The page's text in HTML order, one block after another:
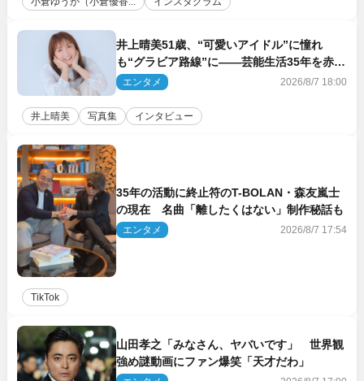
井上晴美51歳、“可愛いアイドル”に憧れ
も“グラビア路線”に――芸能生活35年を赤
裸々に語る 27年ぶりに写真集発売
エンタメ 2026/8/7 18:00
井上晴美 写真集 インタビュー
35年の活動に終止符のT-BOLAN・森友嵐士
の現在 名曲「離したくはない」制作秘話も
エンタメ 2026/8/7 17:54
TikTok
山田孝之「みなさん、ヤバいです」 世界観
強め謎動画にファン爆笑「天才だわ」